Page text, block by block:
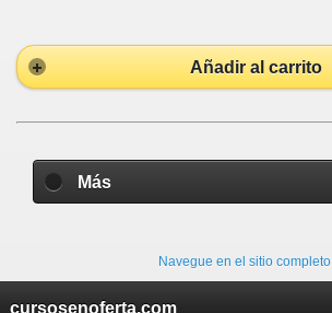
Añadir al carrito
Más
Navegue en el sitio completo
cursosenoferta.com